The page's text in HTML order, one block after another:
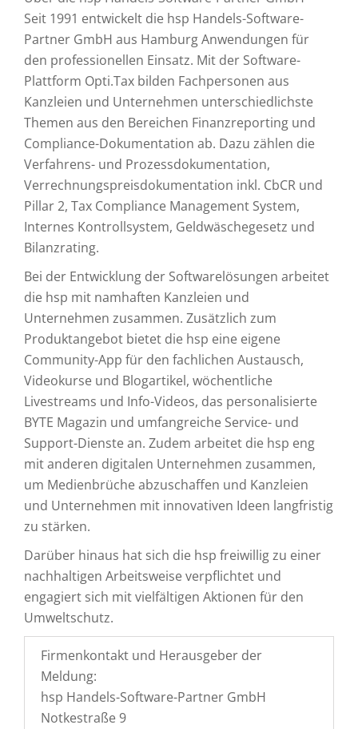
Seit 1991 entwickelt die hsp Handels-Software-
Partner GmbH aus Hamburg Anwendungen für
den professionellen Einsatz. Mit der Software-
Plattform Opti.Tax bilden Fachpersonen aus
Kanzleien und Unternehmen unterschiedlichste
Themen aus den Bereichen Finanzreporting und
Compliance-Dokumentation ab. Dazu zählen die
Verfahrens- und Prozessdokumentation,
Verrechnungspreisdokumentation inkl. CbCR und
Pillar 2, Tax Compliance Management System,
Internes Kontrollsystem, Geldwäschegesetz und
Bilanzrating.
Bei der Entwicklung der Softwarelösungen arbeitet
die hsp mit namhaften Kanzleien und
Unternehmen zusammen. Zusätzlich zum
Produktangebot bietet die hsp eine eigene
Community-App für den fachlichen Austausch,
Videokurse und Blogartikel, wöchentliche
Livestreams und Info-Videos, das personalisierte
BYTE Magazin und umfangreiche Service- und
Support-Dienste an. Zudem arbeitet die hsp eng
mit anderen digitalen Unternehmen zusammen,
um Medienbrüche abzuschaffen und Kanzleien
und Unternehmen mit innovativen Ideen langfristig
zu stärken.
Darüber hinaus hat sich die hsp freiwillig zu einer
nachhaltigen Arbeitsweise verpflichtet und
engagiert sich mit vielfältigen Aktionen für den
Umweltschutz.
Firmenkontakt und Herausgeber der
Meldung:
hsp Handels-Software-Partner GmbH
Notkestraße 9